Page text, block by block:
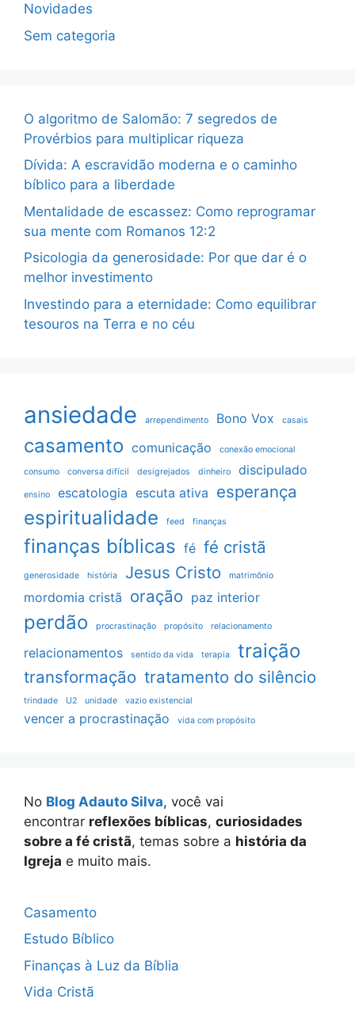
Novidades
Sem categoria
O algoritmo de Salomão: 7 segredos de
Provérbios para multiplicar riqueza
Dívida: A escravidão moderna e o caminho
bíblico para a liberdade
Mentalidade de escassez: Como reprogramar
sua mente com Romanos 12:2
Psicologia da generosidade: Por que dar é o
melhor investimento
Investindo para a eternidade: Como equilibrar
tesouros na Terra e no céu
ansiedade arrependimento Bono Vox casais
casamento comunicação conexão emocional
consumo conversa difícil desigrejados dinheiro discipulado
ensino escatologia escuta ativa esperança
espiritualidade feed finanças
finanças bíblicas fé fé cristã
generosidade história Jesus Cristo matrimônio
mordomia cristã oração paz interior
perdão procrastinação propósito relacionamento
relacionamentos sentido da vida terapia traição
transformação tratamento do silêncio
trindade U2 unidade vazio existencial
vencer a procrastinação vida com propósito
No Blog Adauto Silva, você vai
encontrar reflexões bíblicas, curiosidades
sobre a fé cristã, temas sobre a história da
Igreja e muito mais.
Casamento
Estudo Bíblico
Finanças à Luz da Bíblia
Vida Cristã